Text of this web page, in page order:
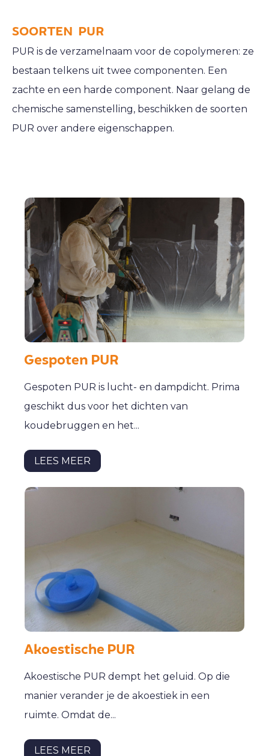
SOORTEN PUR
PUR is de verzamelnaam voor de copolymeren: ze
bestaan telkens uit twee componenten. Een
zachte en een harde component. Naar gelang de
chemische samenstelling, beschikken de soorten
PUR over andere eigenschappen.
Gespoten PUR
Gespoten PUR is lucht- en dampdicht. Prima
geschikt dus voor het dichten van
koudebruggen en het...
LEES MEER
Akoestische PUR
Akoestische PUR dempt het geluid. Op die
manier verander je de akoestiek in een
ruimte. Omdat de...
LEES MEER